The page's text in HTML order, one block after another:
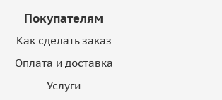
Покупателям
Как сделать заказ
Оплата и доставка
Услуги